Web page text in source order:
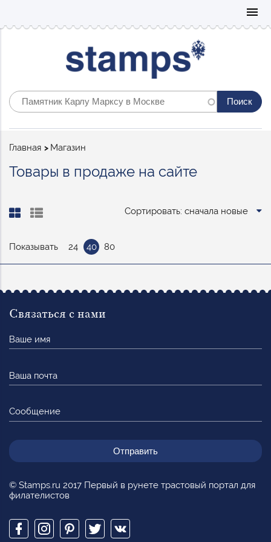
menu
Строка
Главная Магазин
Товары в продаже на сайте
Сортировать: сначала новые
Показывать 24 40 80
© Stamps.ru 2017 Первый в рунете трастовый портал для
филателистов
Связаться с нами
имя
почта
Сообщение